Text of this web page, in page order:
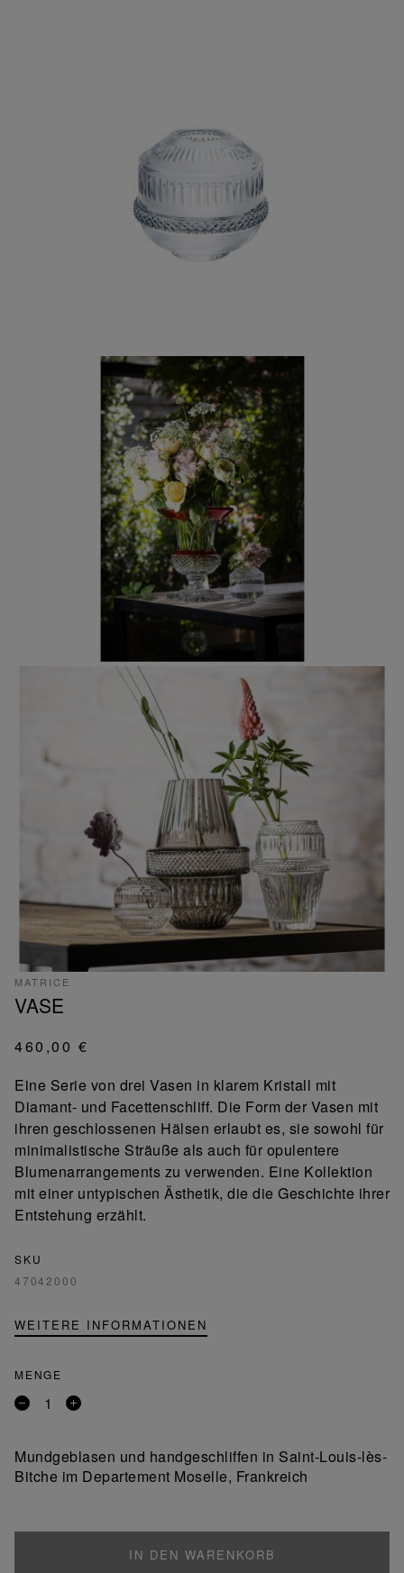
MATRICE
VASE
460,00 €
Eine Serie von drei Vasen in klarem Kristall mit
Diamant- und Facettenschliff. Die Form der Vasen mit
ihren geschlossenen Hälsen erlaubt es, sie sowohl für
minimalistische Sträuße als auch für opulentere
Blumenarrangements zu verwenden. Eine Kollektion
mit einer untypischen Ästhetik, die die Geschichte ihrer
Entstehung erzählt.
SKU
47042000
WEITERE INFORMATIONEN
MENGE
Entfernen
Produkt
Ein
Mundgeblasen und handgeschliffen in Saint-Louis-lès-
Bitche im Departement Moselle, Frankreich
IN DEN WARENKORB